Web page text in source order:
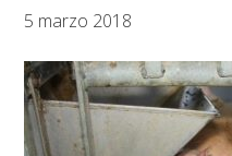
5 marzo 2018